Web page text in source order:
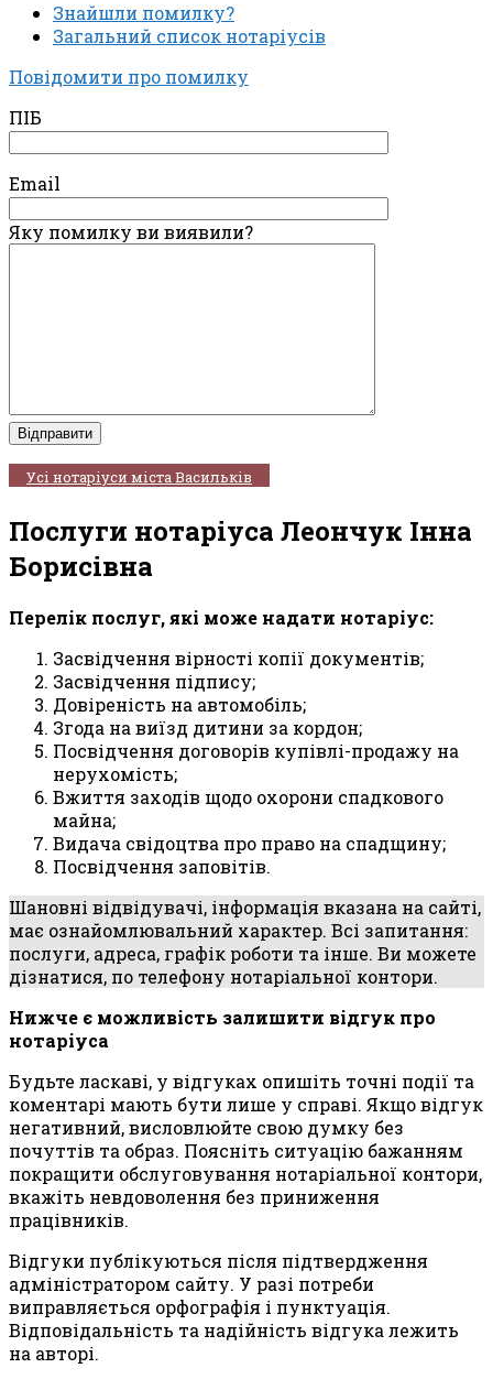
Знайшли помилку?
Загальний список нотаріусів
Повідомити про помилку
ПІБ
Email
Яку помилку ви виявили?
Усі нотаріуси міста Васильків
Послуги нотаріуса Леончук Інна
Борисівна
Перелік послуг, які може надати нотаріус:
Засвідчення вірності копії документів;
Засвідчення підпису;
Довіреність на автомобіль;
Згода на виїзд дитини за кордон;
Посвідчення договорів купівлі-продажу на
нерухомість;
Вжиття заходів щодо охорони спадкового
майна;
Видача свідоцтва про право на спадщину;
Посвідчення заповітів.
Шановні відвідувачі, інформація вказана на сайті,
має ознайомлювальний характер. Всі запитання:
послуги, адреса, графік роботи та інше. Ви можете
дізнатися, по телефону нотаріальної контори.
Нижче є можливість залишити відгук про
нотаріуса
Будьте ласкаві, у відгуках опишіть точні події та
коментарі мають бути лише у справі. Якщо відгук
негативний, висловлюйте свою думку без
почуттів та образ. Поясніть ситуацію бажанням
покращити обслуговування нотаріальної контори,
вкажіть невдоволення без приниження
працівників.
Відгуки публікуються після підтвердження
адміністратором сайту. У разі потреби
виправляється орфографія і пунктуація.
Відповідальність та надійність відгука лежить
на авторі.